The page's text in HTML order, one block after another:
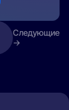
Следующие
→